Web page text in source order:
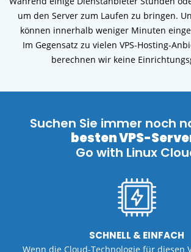
um den Server zum Laufen zu bringen.
können innerhalb weniger Minuten
Im Gegensatz zu vielen VPS-Hosting-
berechnen wir keine
Suchen Sie immer noch
besten VPS-
Go with Linux
SCHNELL & EINFACH
Wenn die Cloud-Technologie für diesen